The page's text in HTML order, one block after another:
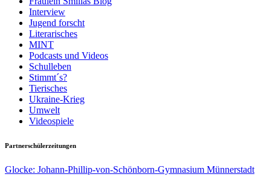
Interview
Jugend forscht
Literarisches
MINT
Podcasts und Videos
Schulleben
Stimmt´s?
Tierisches
Ukraine-Krieg
Umwelt
Videospiele
Partnerschülerzeitungen
Glocke: Johann-Phillip-von-Schönborn-Gymnasium Münnerstadt